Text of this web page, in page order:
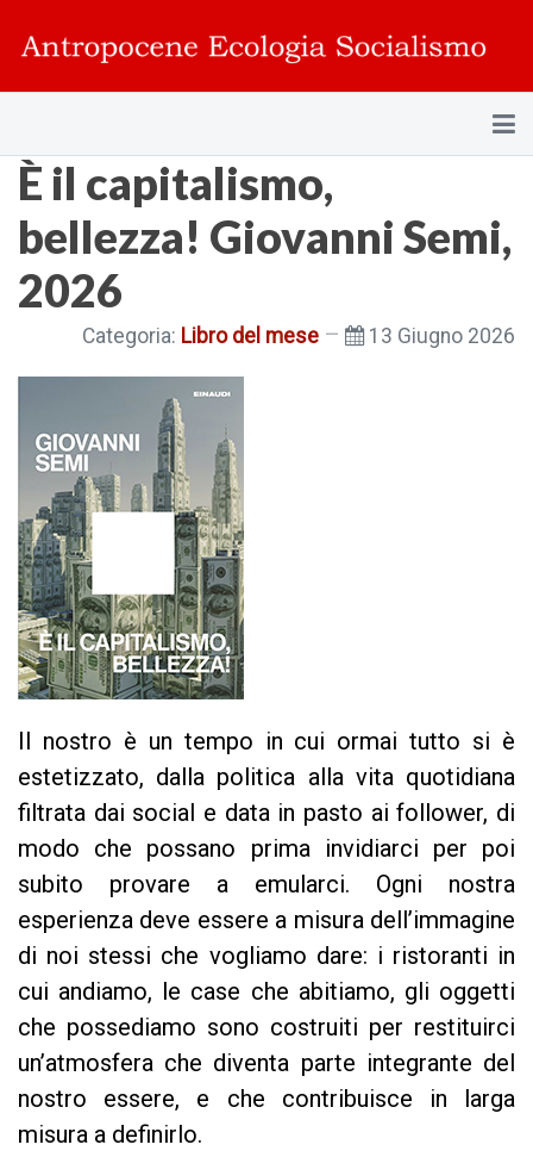
È il capitalismo,
bellezza! Giovanni Semi,
2026
Categoria: Libro del mese 13 Giugno 2026
Il nostro è un tempo in cui ormai tutto si è
estetizzato, dalla politica alla vita quotidiana
filtrata dai social e data in pasto ai follower, di
modo che possano prima invidiarci per poi
subito provare a emularci. Ogni nostra
esperienza deve essere a misura dell’immagine
di noi stessi che vogliamo dare: i ristoranti in
cui andiamo, le case che abitiamo, gli oggetti
che possediamo sono costruiti per restituirci
un’atmosfera che diventa parte integrante del
nostro essere, e che contribuisce in larga
misura a definirlo.